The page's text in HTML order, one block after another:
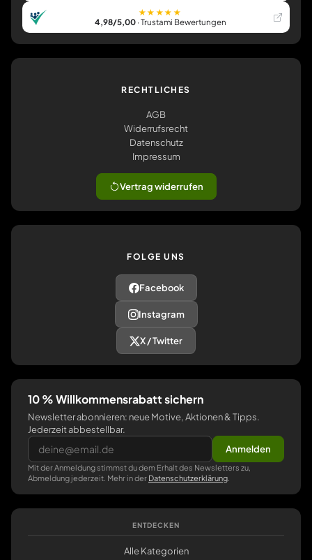
★★★★★
4,98/5,00· Trustami Bewertungen
RECHTLICHES
AGB
Widerrufsrecht
Datenschutz
Impressum
Vertrag widerrufen
FOLGE UNS
Facebook
Instagram
X / Twitter
10 % Willkommensrabatt sichern
Newsletter abonnieren: neue Motive, Aktionen & Tipps.
Jederzeit abbestellbar.
Anmelden
Mit der Anmeldung stimmst du dem Erhalt des Newsletters zu,
Abmeldung jederzeit. Mehr in der Datenschutzerklärung
ENTDECKEN
Alle Kategorien